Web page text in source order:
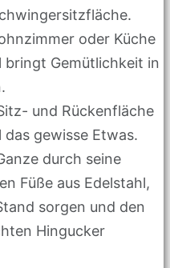
oder Küche
bringt Gemütlichkeit in
und Rückenfläche
gewisse Etwas.
durch seine
Füße aus Edelstahl,
sorgen und den
Hingucker